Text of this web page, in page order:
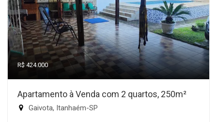
R$ 424.000
Apartamento à Venda com 2 quartos, 250m²
Gaivota, Itanhaém-SP